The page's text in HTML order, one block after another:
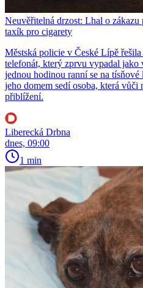
Neuvěřitelná drzost: Lhal o
taxík pro cigarety
Městská policie v České Lípě
telefonát, který zprvu vypadal jako
jednou hodinou ranní se na
jeho domem sedí osoba, která vůči
přiblížení.
Liberecká Drbna
dnes, 09:00
1 min